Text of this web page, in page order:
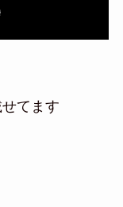
てます